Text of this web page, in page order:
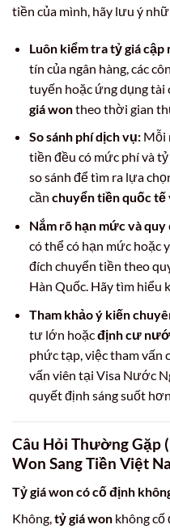
tiền của mình, hãy lưu ý
Luôn kiểm tra tỷ giá cập
tín của ngân hàng, các
tuyến hoặc ứng dụng tài
giá wontheo thời gian
So sánh phí dịch vụ:Mỗi
tiền đều có mức phí và
so sánh để tìm ra lựa
cần chuyển tiền quốc tế
Nắm rõ hạn mức và quy
có thể có hạn mức hoặc
đích chuyển tiền theo
Hàn Quốc. Hãy tìm hiểu
Tham khảo ý kiến
tư lớn hoặcđịnh cư
phức tạp, việc tham vấn
vấn viên tại Visa Nước
quyết định sáng suốt hơn.
Câu Hỏi Thường Gặp
Won Sang Tiền Việt
Tỷ giá won có cố định
Không,tỷ giá won không cố